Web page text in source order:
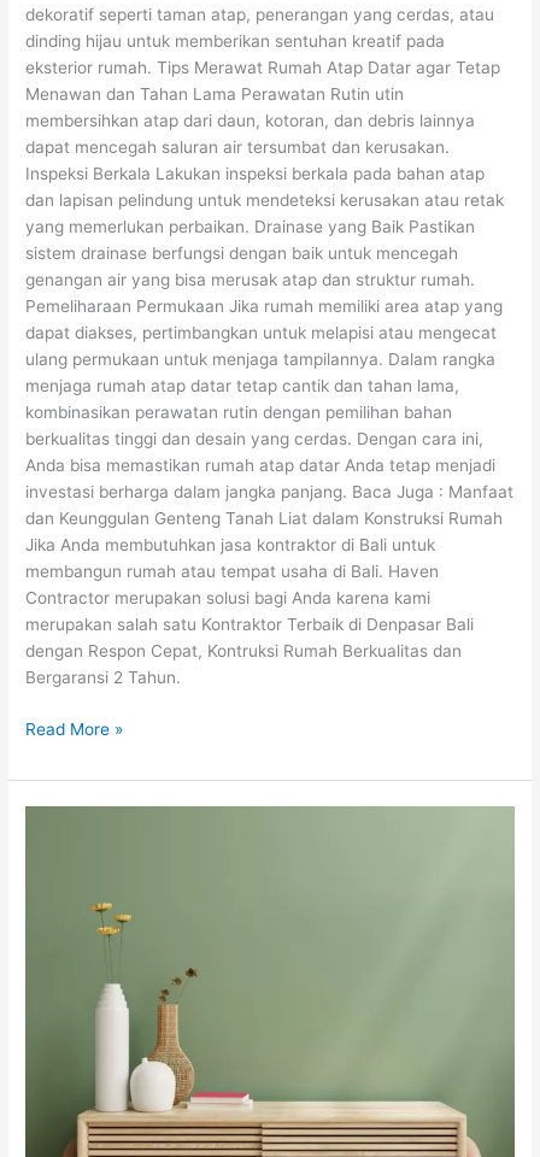
dekoratif seperti taman atap, penerangan yang cerdas, atau
dinding hijau untuk memberikan sentuhan kreatif pada
eksterior rumah. Tips Merawat Rumah Atap Datar agar Tetap
Menawan dan Tahan Lama Perawatan Rutin utin
membersihkan atap dari daun, kotoran, dan debris lainnya
dapat mencegah saluran air tersumbat dan kerusakan.
Inspeksi Berkala Lakukan inspeksi berkala pada bahan atap
dan lapisan pelindung untuk mendeteksi kerusakan atau retak
yang memerlukan perbaikan. Drainase yang Baik Pastikan
sistem drainase berfungsi dengan baik untuk mencegah
genangan air yang bisa merusak atap dan struktur rumah.
Pemeliharaan Permukaan Jika rumah memiliki area atap yang
dapat diakses, pertimbangkan untuk melapisi atau mengecat
ulang permukaan untuk menjaga tampilannya. Dalam rangka
menjaga rumah atap datar tetap cantik dan tahan lama,
kombinasikan perawatan rutin dengan pemilihan bahan
berkualitas tinggi dan desain yang cerdas. Dengan cara ini,
Anda bisa memastikan rumah atap datar Anda tetap menjadi
investasi berharga dalam jangka panjang. Baca Juga : Manfaat
dan Keunggulan Genteng Tanah Liat dalam Konstruksi Rumah
Jika Anda membutuhkan jasa kontraktor di Bali untuk
membangun rumah atau tempat usaha di Bali. Haven
Contractor merupakan solusi bagi Anda karena kami
merupakan salah satu Kontraktor Terbaik di Denpasar Bali
dengan Respon Cepat, Kontruksi Rumah Berkualitas dan
Bergaransi 2 Tahun.
Read More »
Terbaik